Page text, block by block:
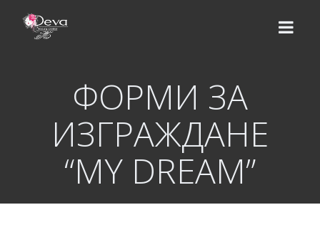
ФОРМИ ЗА
ИЗГРАЖДАНЕ
“MY DREAM”